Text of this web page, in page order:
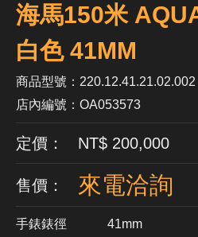
海馬150米
白色 41MM
商品型號：220.12.41.21.02.002
店內編號：OA053573
定價： NT$ 200,000
售價： 來電洽詢
手錶錶徑 41mm